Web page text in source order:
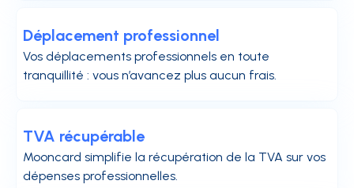
Déplacement professionnel
Vos déplacements professionnels en toute
tranquillité : vous n’avancez plus aucun frais.
TVA récupérable
Mooncard simplifie la récupération de la TVA sur vos
dépenses professionnelles.